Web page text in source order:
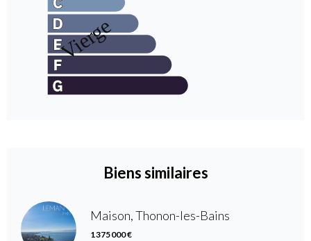
Biens similaires
Maison, Thonon-les-Bains
1 375 000 €